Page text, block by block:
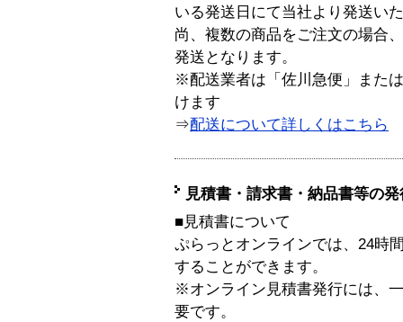
いる発送日にて当社より発送い
尚、複数の商品をご注文の場合
発送となります。
※配送業者は「佐川急便」また
けます
⇒配送について詳しくはこちら
見積書・請求書・納品書等の
■見積書について
ぷらっとオンラインでは、24時
することができます。
※オンライン見積書発行には、
要です。